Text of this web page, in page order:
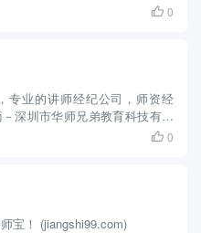
 0
专业的讲师经纪公司，师资经
深圳市华师兄弟教育科技有限
 0
宝！ (jiangshi99.com)